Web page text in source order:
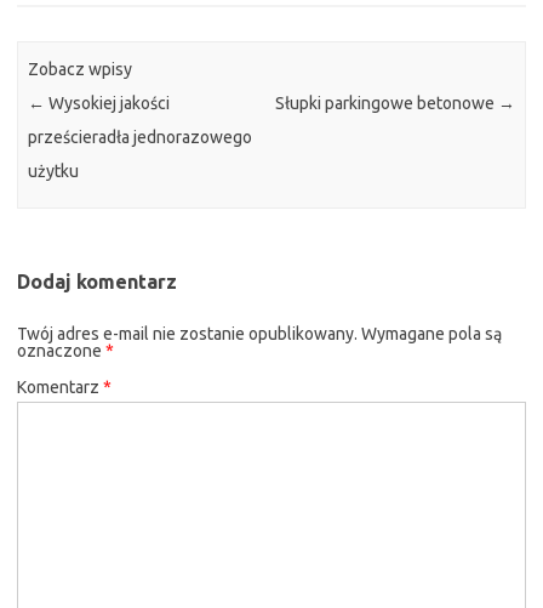
Zobacz wpisy
← Wysokiej jakości
prześcieradła jednorazowego
użytku
Słupki parkingowe betonowe →
Dodaj komentarz
Twój adres e-mail nie zostanie opublikowany. Wymagane pola są
oznaczone *
Komentarz *